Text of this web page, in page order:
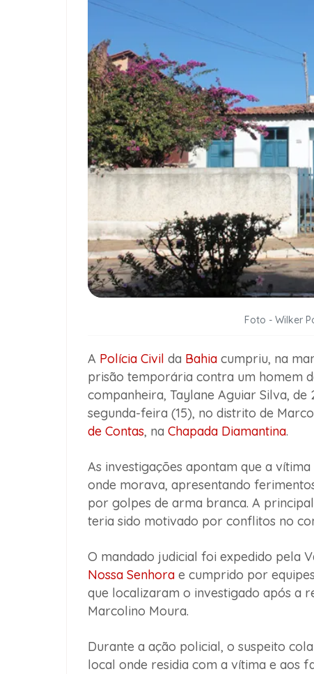
Foto - Wilker
A Polícia Civil da Bahiacumpriu, na
prisão temporária contra um homem
companheira, Taylane Aguiar Silva,
segunda-feira (15), no distrito de
de Contas, na Chapada Diamantina.
As investigações apontam que a
onde morava, apresentando
por golpes de arma branca. A
teria sido motivado por conflitos no
O mandado judicial foi expedido pela
Nossa Senhorae cumprido por
que localizaram o investigado após a
Marcolino Moura.
Durante a ação policial, o suspeito
local onde residia com a vítima e aos